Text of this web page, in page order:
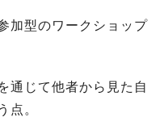
加型のワークショップ
通じて他者から見た自
点。